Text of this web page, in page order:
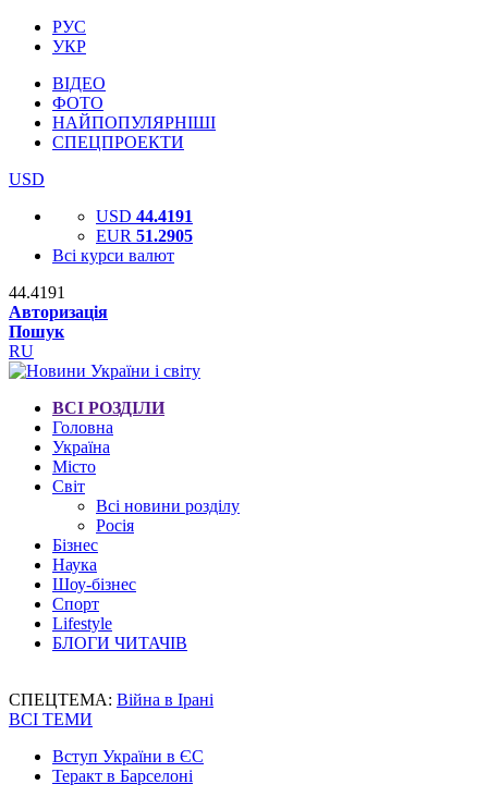
РУС
УКР
ВІДЕО
ФОТО
НАЙПОПУЛЯРНІШІ
СПЕЦПРОЕКТИ
USD
USD 44.4191
EUR 51.2905
Всі курси валют
44.4191
Авторизація
Пошук
RU
ВСІ РОЗДІЛИ
Головна
Україна
Місто
Світ
Всі новини розділу
Росія
Бізнес
Наука
Шоу-бізнес
Спорт
Lifestyle
БЛОГИ ЧИТАЧІВ
СПЕЦТЕМА: Війна в Ірані
ВСІ ТЕМИ
Вступ України в ЄС
Теракт в Барселоні